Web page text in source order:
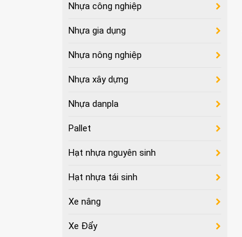
Nhựa công nghiệp
Nhựa gia dụng
Nhựa nông nghiệp
Nhựa xây dựng
Nhựa danpla
Pallet
Hạt nhựa nguyên sinh
Hạt nhựa tái sinh
Xe nâng
Xe Đẩy